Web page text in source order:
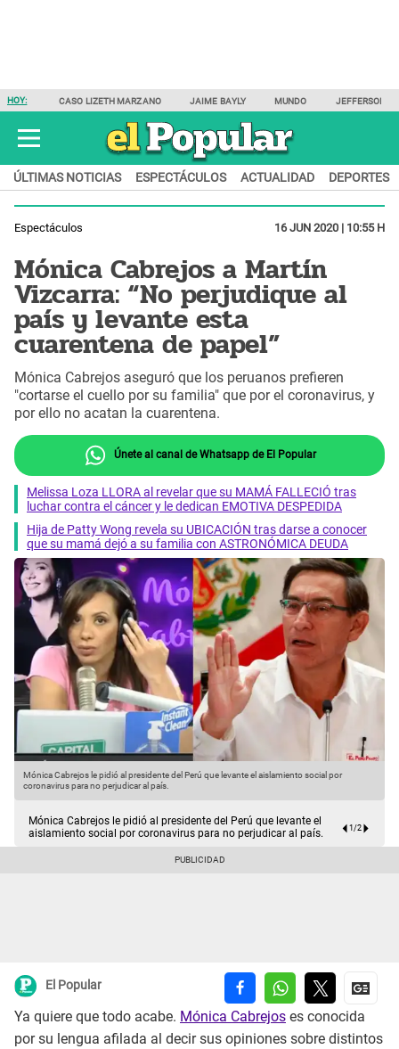
HOY: CASO LIZETH MARZANO JAIME BAYLY MUNDO JEFFERSON
ÚLTIMAS NOTICIAS ESPECTÁCULOS ACTUALIDAD DEPORTES
Espectáculos 16 JUN 2020 | 10:55 H
Mónica Cabrejos a Martín
Vizcarra: “No perjudique al
país y levante esta
cuarentena de papel”
Mónica Cabrejos aseguró que los peruanos prefieren
"cortarse el cuello por su familia" que por el coronavirus, y
por ello no acatan la cuarentena.
Únete al canal de Whatsapp de El Popular
Melissa Loza LLORA al revelar que su MAMÁ FALLECIÓ tras
luchar contra el cáncer y le dedican EMOTIVA DESPEDIDA
Hija de Patty Wong revela su UBICACIÓN tras darse a conocer
que su mamá dejó a su familia con ASTRONÓMICA DEUDA
Mónica Cabrejos le pidió al presidente del Perú que levante el aislamiento social por
coronavirus para no perjudicar al país.
Mónica Cabrejos le pidió al presidente del Perú que levante el
aislamiento social por coronavirus para no perjudicar al país.
1/2
El Popular
Ya quiere que todo acabe. Mónica Cabrejos es conocida
por su lengua afilada al decir sus opiniones sobre distintos